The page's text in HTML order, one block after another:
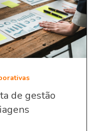
de gestão